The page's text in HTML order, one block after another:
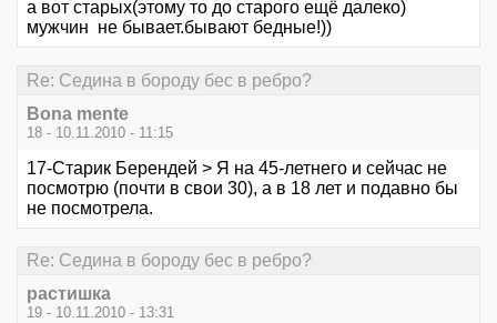
а вот старых(этому то до старого ещё далеко)
мужчин не бывает.бывают бедные!))
Re: Седина в бороду бес в ребро?
Bona mente
18 - 10.11.2010 - 11:15
17-Старик Берендей > Я на 45-летнего и сейчас не
посмотрю (почти в свои 30), а в 18 лет и подавно бы
не посмотрела.
Re: Седина в бороду бес в ребро?
растишка
19 - 10.11.2010 - 13:31